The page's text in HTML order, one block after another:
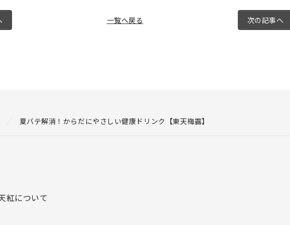
一覧へ戻る 次の記事へ
夏バテ解消！からだにやさしい健康ドリンク【東天梅露】
紅について